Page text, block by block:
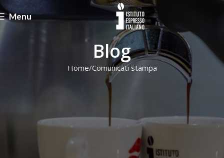
Menu
Blog
Home Comunicati stampa